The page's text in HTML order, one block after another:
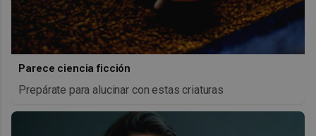
Parece ciencia ficción
Prepárate para alucinar con estas criaturas